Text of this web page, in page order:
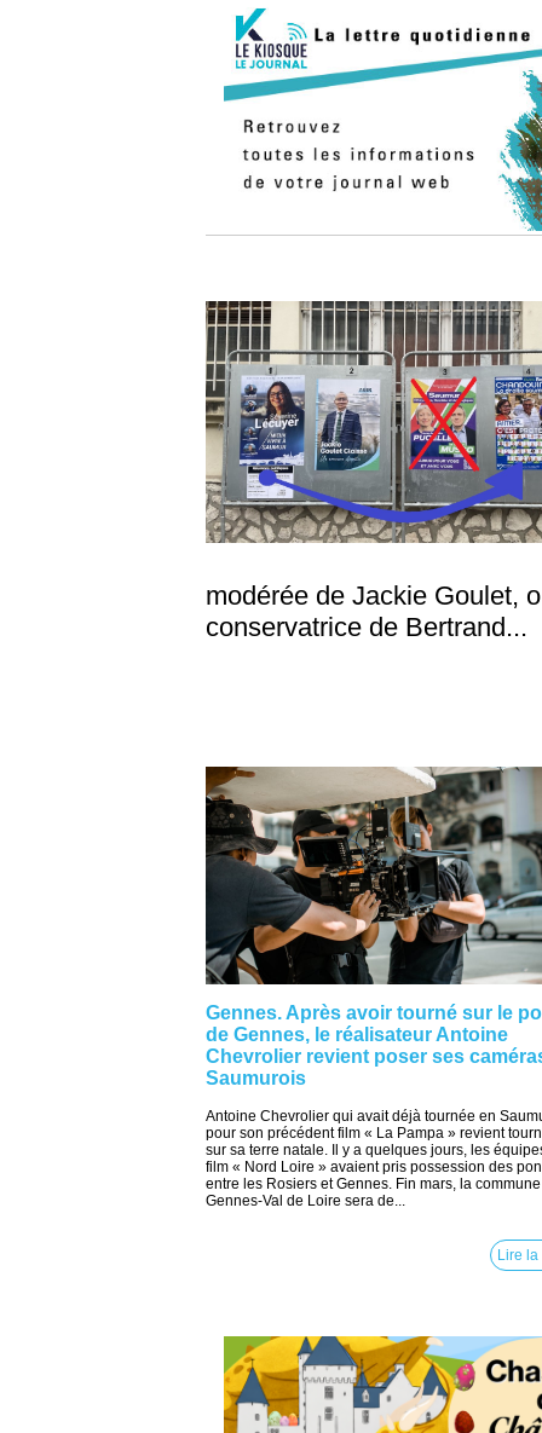
modérée de Jackie Goulet,
conservatrice de Bertrand...
Gennes. Après avoir tourné sur le
de Gennes, le réalisateur Antoine
Chevrolier revient poser ses
Saumurois
Antoine Chevrolier qui avait déjà tournée en
pour son précédent film « La Pampa » revient
sur sa terre natale. Il y a quelques jours, les
film « Nord Loire » avaient pris possession des
entre les Rosiers et Gennes. Fin mars, la
Gennes-Val de Loire sera de...
Lire la